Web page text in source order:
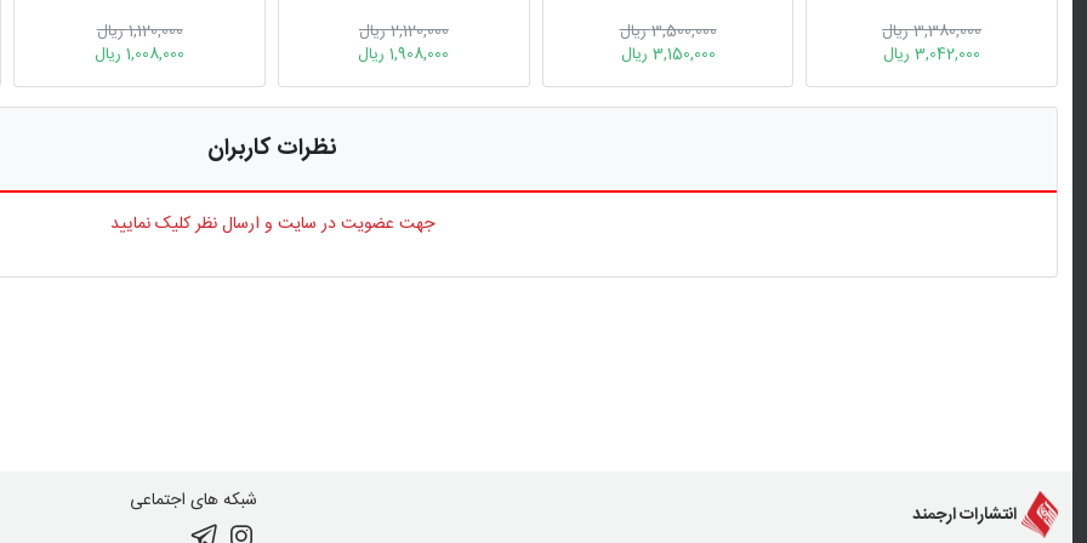
3,380,000 ریال
3,042,000 ریال
3,500,000 ریال
3,150,000 ریال
2,120,000 ریال
1,908,000 ریال
1,120,000 ریال
1,008,000 ریال
نظرات کاربران
جهت عضویت در سایت و ارسال نظر کلیک نمایید
انتشارات ارجمند شبکه های اجتماعی